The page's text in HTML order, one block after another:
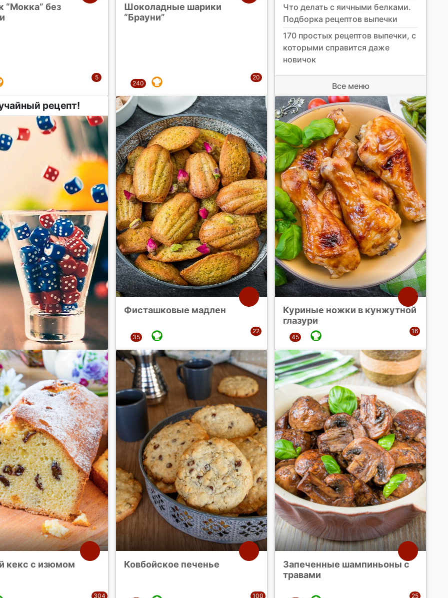
“Мокка” без
Шоколадные шарики
“Брауни”
Что делать с яичными белками.
Подборка рецептов выпечки
170 простых рецептов выпечки, с
которыми справится даже
новичок
Все меню
рецепт!
Фисташковые мадлен
Куриные ножки в кунжутной
глазури
кекс с изюмом Ковбойское печенье
Запеченные шампиньоны с
травами